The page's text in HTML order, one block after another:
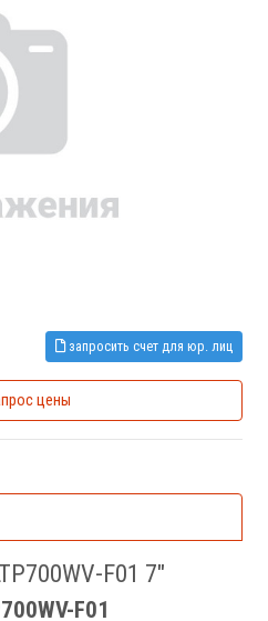
запросить счет для юр. лиц
цены
F01 7"
F01